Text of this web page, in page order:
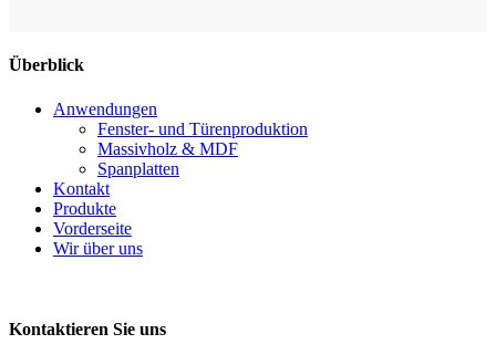
Überblick
Anwendungen
Fenster- und Türenproduktion
Massivholz & MDF
Spanplatten
Kontakt
Produkte
Vorderseite
Wir über uns
Kontaktieren Sie uns